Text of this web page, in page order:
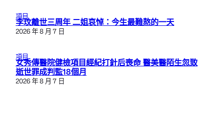
項目
李玟離世三周年 二姐哀悼：今生最難熬的一天
2026 年 8 月 7 日
項目
女秀傳醫院健檢項目經紀打針后喪命 醫美醫陌生忽致
逝世罪成判監18個月
2026 年 8 月 7 日